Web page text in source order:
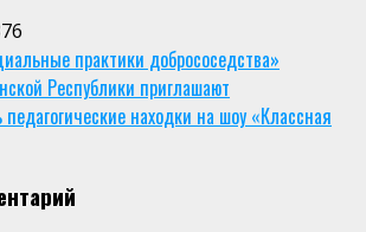
практики добрососедства»
Республики приглашают
находки на шоу «Классная